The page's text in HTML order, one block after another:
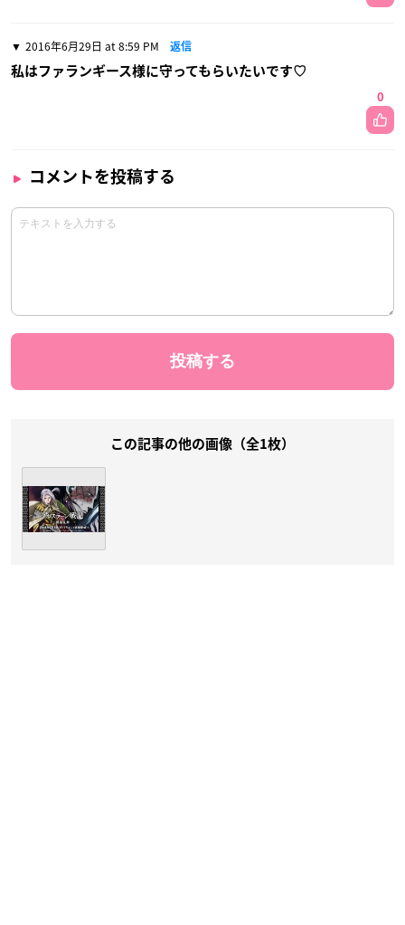
2016年6月29日 at 8:59 PM 返信
私はファランギース様に守ってもらいたいです♡
0
コメントを投稿する
この記事の他の画像（全1枚）